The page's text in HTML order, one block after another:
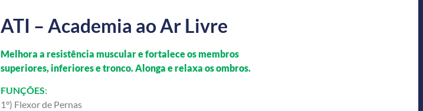
ATI – Academia ao Ar Livre
Melhora a resistência muscular e fortalece os membros
superiores, inferiores e tronco. Alonga e relaxa os ombros.
FUNÇÕES:
1°) Flexor de Pernas